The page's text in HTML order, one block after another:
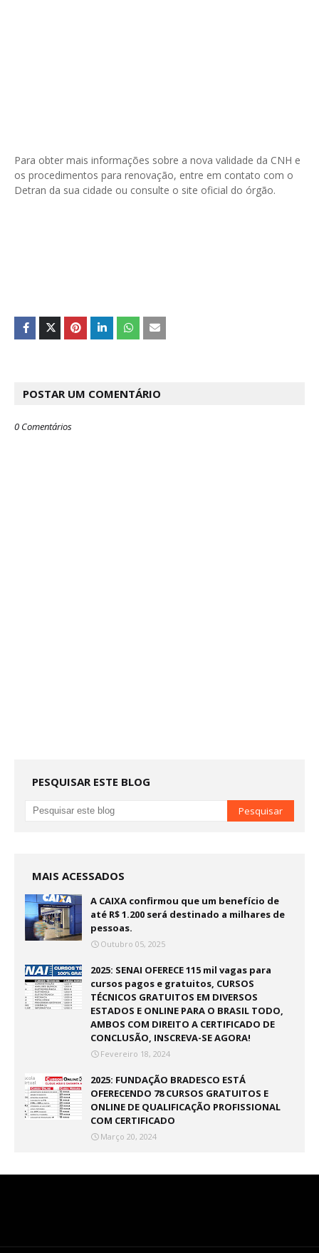
Para obter mais informações sobre a nova validade da CNH e
os procedimentos para renovação, entre em contato com o
Detran da sua cidade ou consulte o site oficial do órgão.
POSTAR UM COMENTÁRIO
0 Comentários
PESQUISAR ESTE BLOG
MAIS ACESSADOS
A CAIXA confirmou que um benefício de
até R$ 1.200 será destinado a milhares de
pessoas.
Outubro 05, 2025
2025: SENAI OFERECE 115 mil vagas para
cursos pagos e gratuitos, CURSOS
TÉCNICOS GRATUITOS EM DIVERSOS
ESTADOS E ONLINE PARA O BRASIL TODO,
AMBOS COM DIREITO A CERTIFICADO DE
CONCLUSÃO, INSCREVA-SE AGORA!
Fevereiro 18, 2024
2025: FUNDAÇÃO BRADESCO ESTÁ
OFERECENDO 78 CURSOS GRATUITOS E
ONLINE DE QUALIFICAÇÃO PROFISSIONAL
COM CERTIFICADO
Março 20, 2024